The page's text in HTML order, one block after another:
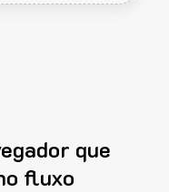
que
fluxo